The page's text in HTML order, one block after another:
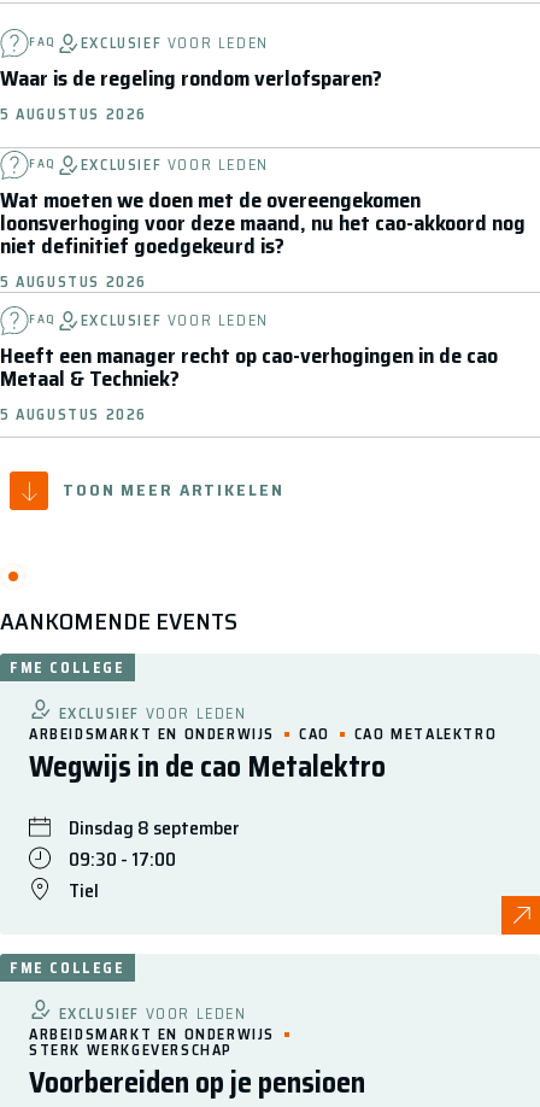
FAQ EXCLUSIEF VOOR LEDEN
Waar is de regeling rondom verlofsparen?
5 AUGUSTUS 2026
FAQ EXCLUSIEF VOOR LEDEN
Wat moeten we doen met de overeengekomen
loonsverhoging voor deze maand, nu het cao-akkoord nog
niet definitief goedgekeurd is?
5 AUGUSTUS 2026
FAQ EXCLUSIEF VOOR LEDEN
Heeft een manager recht op cao-verhogingen in de cao
Metaal & Techniek?
5 AUGUSTUS 2026
TOON MEER ARTIKELEN
AANKOMENDE EVENTS
Wegwijs in de cao Metalektro
Dinsdag 8 september
09:30 - 17:00
Tiel
EXCLUSIEF VOOR LEDEN
ARBEIDSMARKT EN ONDERWIJS
CAO CAO METALEKTRO
FME COLLEGE
Voorbereiden op je pensioen
EXCLUSIEF VOOR LEDEN
ARBEIDSMARKT EN ONDERWIJS
STERK WERKGEVERSCHAP
FME COLLEGE